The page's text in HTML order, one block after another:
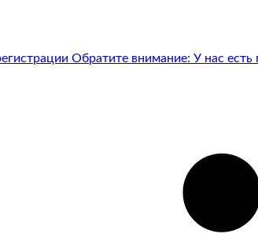
Обратите внимание: У нас